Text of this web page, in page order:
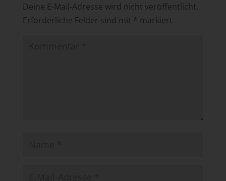
Deine E-Mail-Adresse wird nicht veröffentlicht.
Erforderliche Felder sind mit * markiert